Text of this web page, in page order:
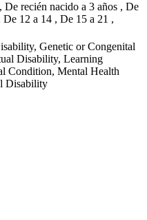
De recién nacido a 3 años , De
De 12 a 14 , De 15 a 21 ,
Genetic or Congenital
Disability, Learning
Condition, Mental Health
Disability